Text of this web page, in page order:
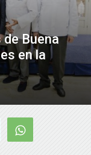
Buena
en la